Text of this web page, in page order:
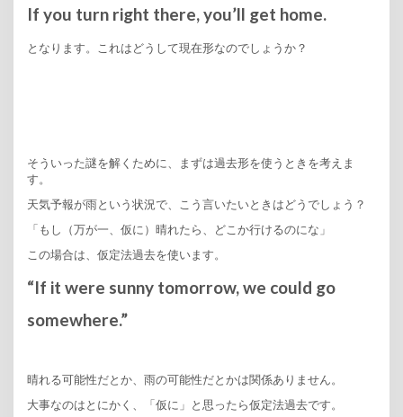
If you turn right there, you’ll get home.
となります。これはどうして現在形なのでしょうか？
そういった謎を解くために、まずは過去形を使うときを考えま
す。
天気予報が雨という状況で、こう言いたいときはどうでしょう？
「もし（万が一、仮に）晴れたら、どこか行けるのにな」
この場合は、仮定法過去を使います。
“If it were sunny tomorrow, we could go
somewhere.”
晴れる可能性だとか、雨の可能性だとかは関係ありません。
大事なのはとにかく、「仮に」と思ったら仮定法過去です。